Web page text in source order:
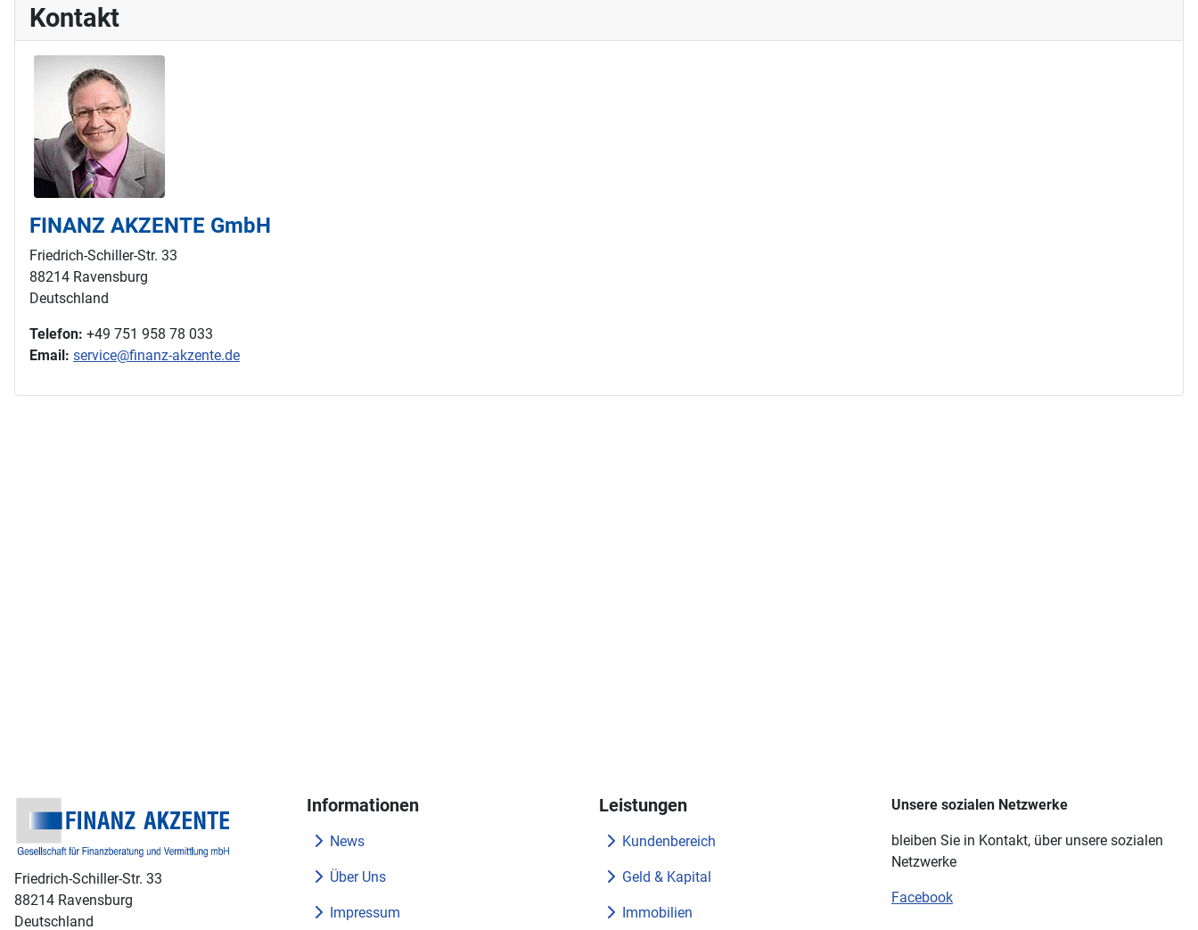
Kontakt
FINANZ AKZENTE GmbH
Friedrich-Schiller-Str. 33
88214 Ravensburg
Deutschland
Telefon: +49 751 958 78 033
Email: service@finanz-akzente.de
Friedrich-Schiller-Str. 33
88214 Ravensburg
Deutschland
Informationen
News
Über Uns
Impressum
Leistungen
Kundenbereich
Geld & Kapital
Immobilien
Unsere sozialen Netzwerke
bleiben Sie in Kontakt, über unsere sozialen
Netzwerke
Facebook